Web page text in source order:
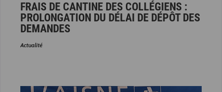
FRAIS DE CANTINE DES COLLÉGIENS :
PROLONGATION DU DÉLAI DE DÉPÔT DES
DEMANDES
Actualité